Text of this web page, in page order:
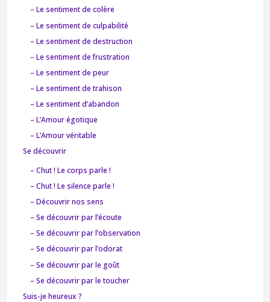
– Le sentiment de colère
– Le sentiment de culpabilité
– Le sentiment de destruction
– Le sentiment de frustration
– Le sentiment de peur
– Le sentiment de trahison
– Le sentiment d’abandon
– L’Amour égotique
– L’Amour véritable
Se découvrir
– Chut ! Le corps parle !
– Chut ! Le silence parle !
– Découvrir nos sens
– Se découvrir par l’écoute
– Se découvrir par l’observation
– Se découvrir par l’odorat
– Se découvrir par le goût
– Se découvrir par le toucher
Suis-je heureux ?